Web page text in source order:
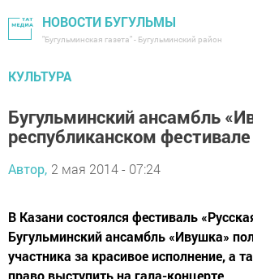
НОВОСТИ БУГУЛЬМЫ
"Бугульминская газета" - Бугульминский район
КУЛЬТУРА
Бугульминский ансамбль
республиканском фестивале
Автор, 2 мая 2014 - 07:24
В Казани состоялся фестиваль
Бугульминский ансамбль «Ивушка»
участника за красивое исполнение, а
право выступить на гала-концерте.